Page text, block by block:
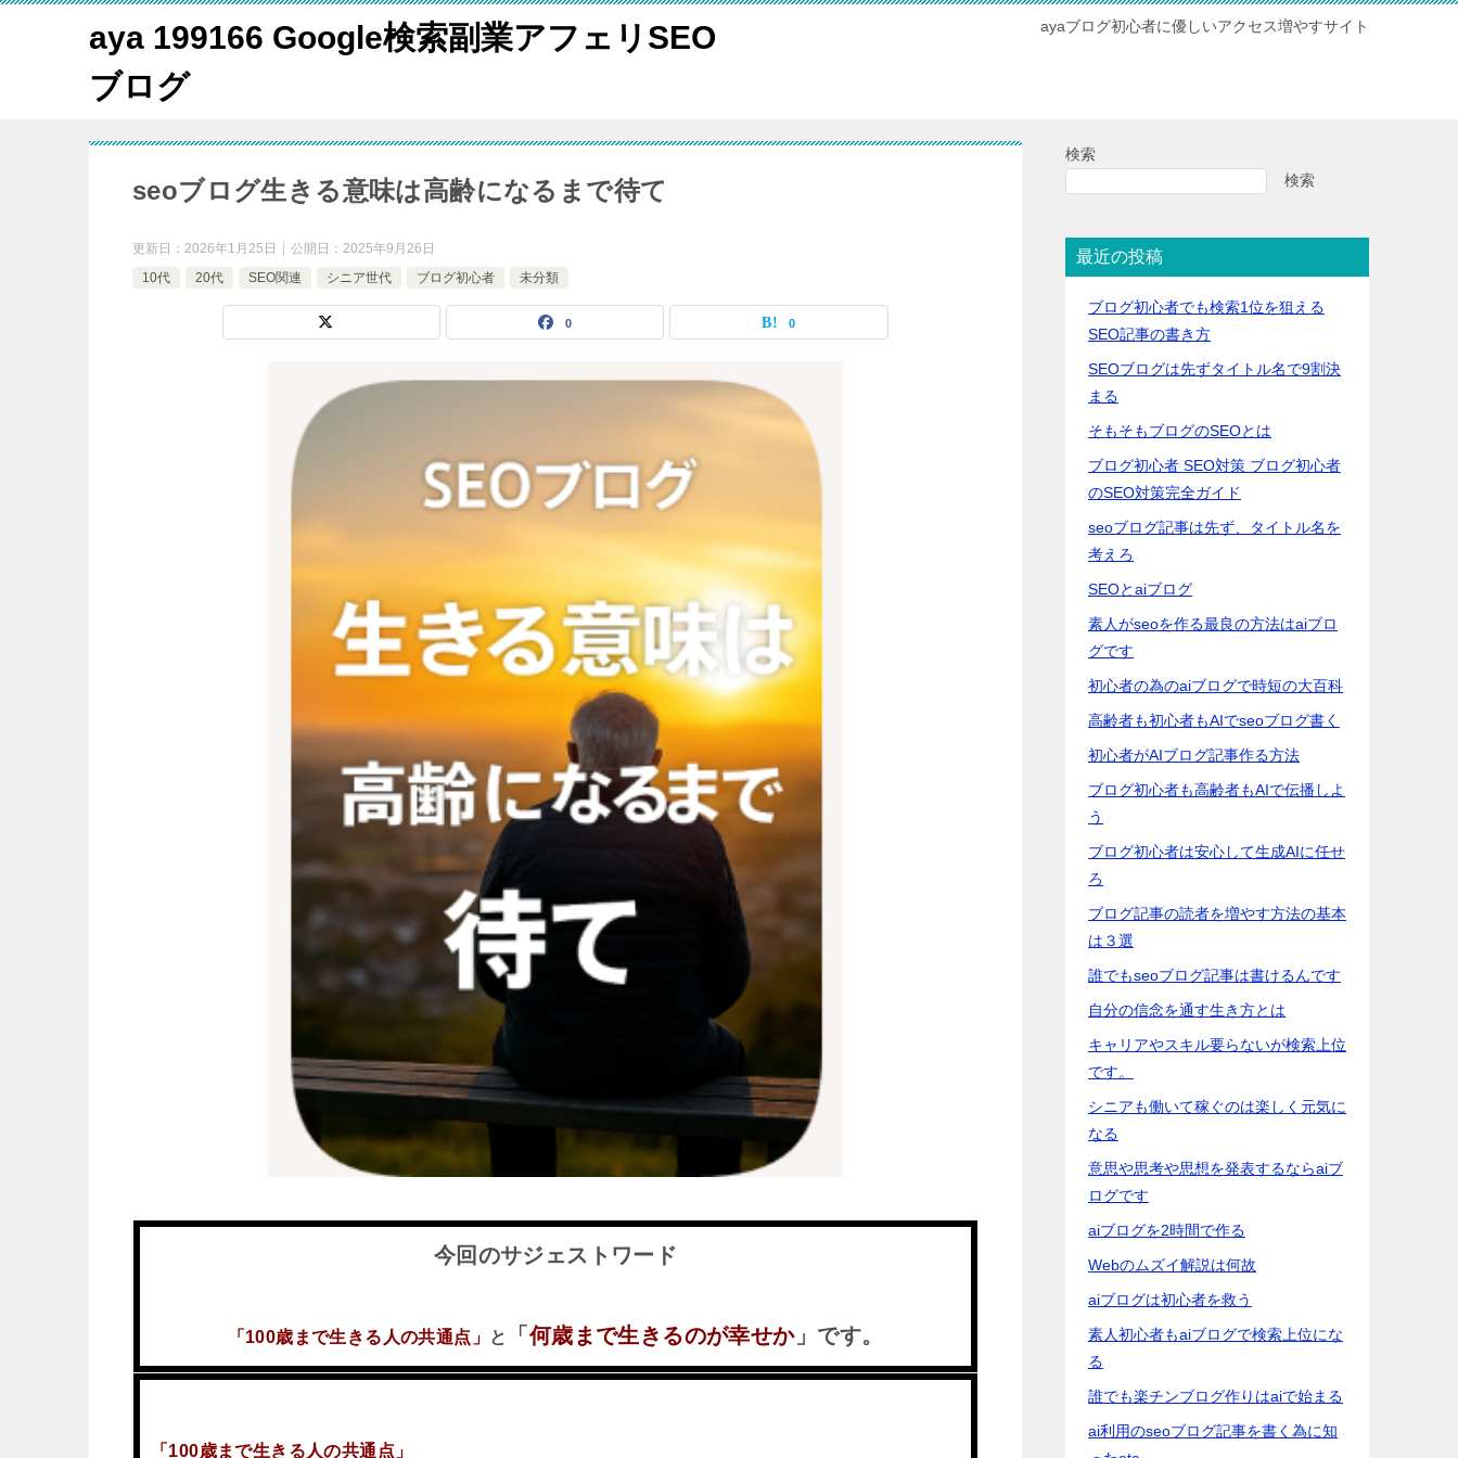
aya 199166 Google検索副業アフェリSEO
ブログ
ayaブログ初心者に優しいアクセス増やすサイト
seoブログ生きる意味は高齢になるまで待て
更新日： 2026年1月25日 公開日： 2025年9月26日
10代
20代 SEO関連 シニア世代 ブログ初心者 未分類
0 0
今回のサジェストワード
「100歳まで生きる人の共通点」 と 「何歳まで生きるのが幸せか」です。
「100歳まで生きる人の共通点」
検索
検索
最近の投稿
ブログ初心者でも検索1位を狙える
SEO記事の書き方
SEOブログは先ずタイトル名で9割決
まる
そもそもブログのSEOとは
ブログ初心者 SEO対策 ブログ初心者
のSEO対策完全ガイド
seoブログ記事は先ず、タイトル名を
考えろ
SEOとaiブログ
素人がseoを作る最良の方法はaiブロ
グです
初心者の為のaiブログで時短の大百科
高齢者も初心者もAIでseoブログ書く
初心者がAIブログ記事作る方法
ブログ初心者も高齢者もAIで伝播しよ
う
ブログ初心者は安心して生成AIに任せ
ろ
ブログ記事の読者を増やす方法の基本
は３選
誰でもseoブログ記事は書けるんです
自分の信念を通す生き方とは
キャリアやスキル要らないが検索上位
です。
シニアも働いて稼ぐのは楽しく元気に
なる
意思や思考や思想を発表するならaiブ
ログです
aiブログを2時間で作る
Webのムズイ解説は何故
aiブログは初心者を救う
素人初心者もaiブログで検索上位にな
る
誰でも楽チンブログ作りはaiで始まる
ai利用のseoブログ記事を書く為に知